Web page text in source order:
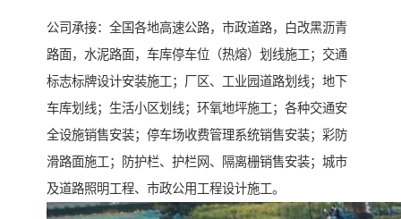
公司承接：全国各地高速公路，市政道路，白改黑沥青
路面，水泥路面，车库停车位（热熔）划线施工；交通
标志标牌设计安装施工；厂区、工业园道路划线；地下
车库划线；生活小区划线；环氧地坪施工；各种交通安
全设施销售安装；停车场收费管理系统销售安装；彩防
滑路面施工；防护栏、护栏网、隔离栅销售安装；城市
及道路照明工程、市政公用工程设计施工。